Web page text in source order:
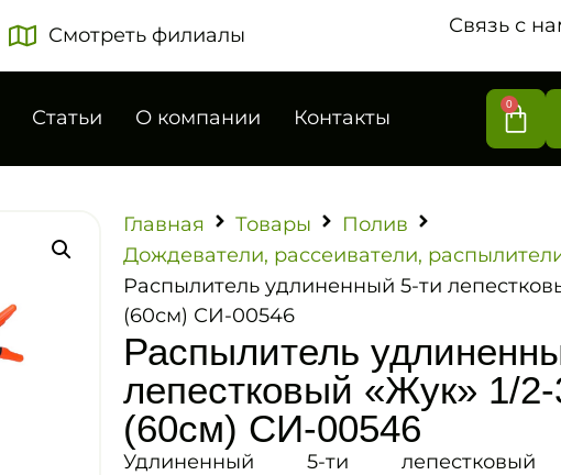
Смотреть филиалы Связь с
Статьи О компании Контакты
0
Главная Товары
Полив
Дождеватели, рассеиватели,
Распылитель удлиненный 5-ти
(60см) СИ-00546
Распылитель
лепестковый «Жук» 1/
(60см) СИ-00546
Удлиненный 5-ти лепестковый